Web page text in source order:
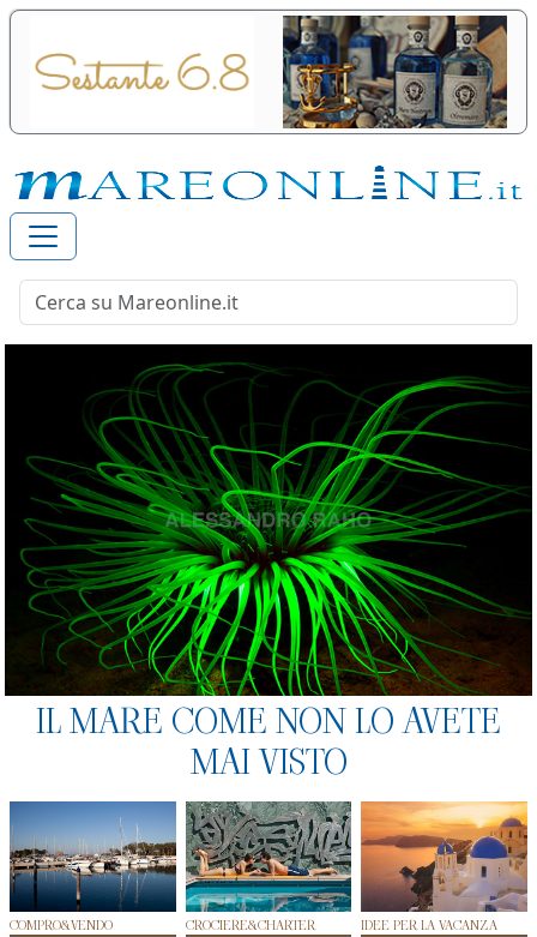
IL MARE COME NON LO AVETE
MAI VISTO
COMPRO&VENDO CROCIERE&CHARTER IDEE PER LA VACANZA